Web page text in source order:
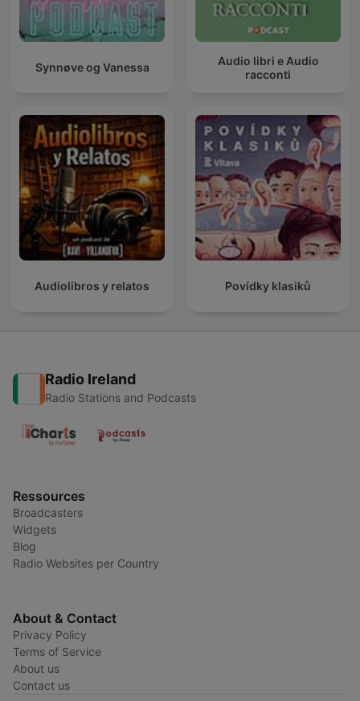
Synnøve og Vanessa
Audio libri e Audio
racconti
Audiolibros y relatos Povídky klasiků
Radio Ireland
Radio Stations and Podcasts
Ressources
Broadcasters
Widgets
Blog
Radio Websites per Country
About & Contact
Privacy Policy
Terms of Service
About us
Contact us